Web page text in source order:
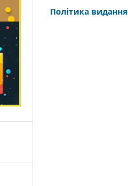
Політика видання